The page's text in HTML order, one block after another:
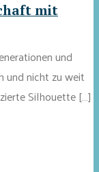
mit
und
und nicht zu weit
Silhouette […]